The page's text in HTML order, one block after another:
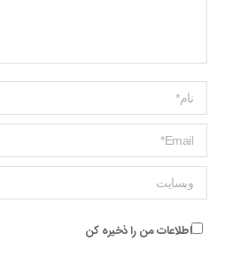
Name *
ایمیل *
وبسایت
اطلاعات من را ذخیره کن